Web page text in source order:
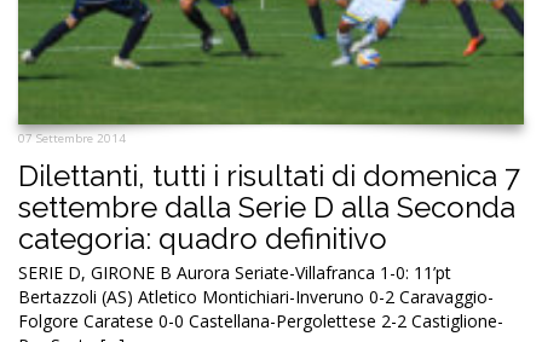
07 Settembre 2014
Dilettanti, tutti i risultati di domenica 7
settembre dalla Serie D alla Seconda
categoria: quadro definitivo
SERIE D, GIRONE B Aurora Seriate-Villafranca 1-0: 11’pt
Bertazzoli (AS) Atletico Montichiari-Inveruno 0-2 Caravaggio-
Folgore Caratese 0-0 Castellana-Pergolettese 2-2 Castiglione-